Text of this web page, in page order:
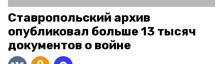
Ставропольский архив
опубликовал больше 13 тысяч
документов о войне